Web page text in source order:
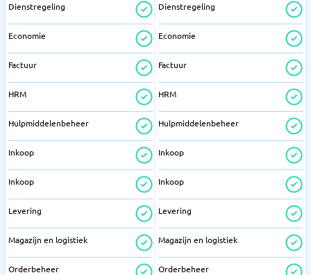
Dienstregeling
Economie
Factuur
HRM
Hulpmiddelenbeheer
Inkoop
Inkoop
Levering
Magazijn en logistiek
Orderbeheer
Dienstregeling
Economie
Factuur
HRM
Hulpmiddelenbeheer
Inkoop
Inkoop
Levering
Magazijn en logistiek
Orderbeheer